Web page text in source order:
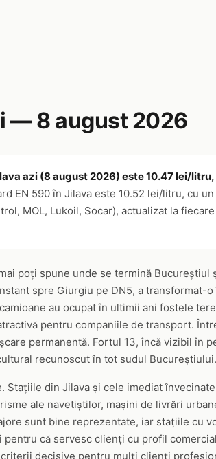
— 8 august 2026
azi (8 august 2026) este 10.47 lei/
EN 590 în Jilava este 10.52 lei/litru, cu
MOL, Lukoil, Socar), actualizat la
poți spune unde se termină Bucureștiul
spre Giurgiu pe DN5, a transformat-
au ocupat în ultimii ani fostele
pentru companiile de transport.
permanentă. Fortul 13, încă vizibil în
recunoscut în tot sudul Bucureștiului.
din Jilava și cele imediat
ale navetiștilor, mașini de livrări
sunt bine reprezentate, iar stațiile cu
că servesc clienți cu profil
decisive pentru mulți clienți